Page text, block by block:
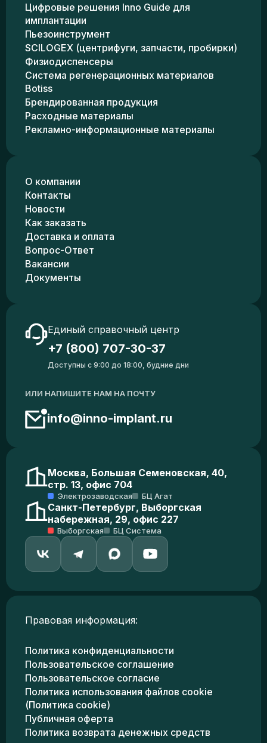
Цифровые решения Inno Guide для
имплантации
Пьезоинструмент
SCILOGEX (центрифуги, запчасти, пробирки)
Физиодиспенсеры
Система регенерационных материалов
Botiss
Брендированная продукция
Расходные материалы
Рекламно-информационные материалы
О компании
Контакты
Новости
Как заказать
Доставка и оплата
Вопрос-Ответ
Вакансии
Документы
Единый справочный центр
+7 (800) 707-30-37
Доступны с 9:00 до 18:00, будние дни
ИЛИ НАПИШИТЕ НАМ НА ПОЧТУ
info@inno-implant.ru
Москва, Большая Семеновская, 40,
стр. 13, офис 704
Электрозаводская БЦ Агат
Санкт-Петербург, Выборгская
набережная, 29, офис 227
Выборгская БЦ Система
Правовая информация:
Политика конфиденциальности
Пользовательское соглашение
Пользовательское согласие
Политика использования файлов cookie
(Политика cookie)
Публичная оферта
Политика возврата денежных средств